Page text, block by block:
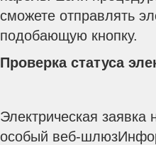
сможете отправлять
подобающую кнопку.
Проверка статуса
Электрическая
особый веб-